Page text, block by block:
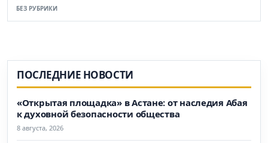
БЕЗ РУБРИКИ
ПОСЛЕДНИЕ НОВОСТИ
«Открытая площадка» в Астане: от наследия Абая
к духовной безопасности общества
8 августа, 2026